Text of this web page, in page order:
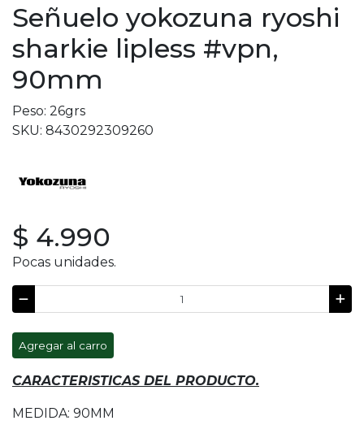
Señuelo yokozuna ryoshi
sharkie lipless #vpn,
90mm
Peso: 26grs
SKU: 8430292309260
$ 4.990
Pocas unidades.
Agregar al carro
CARACTERISTICAS DEL PRODUCTO.
MEDIDA: 90MM